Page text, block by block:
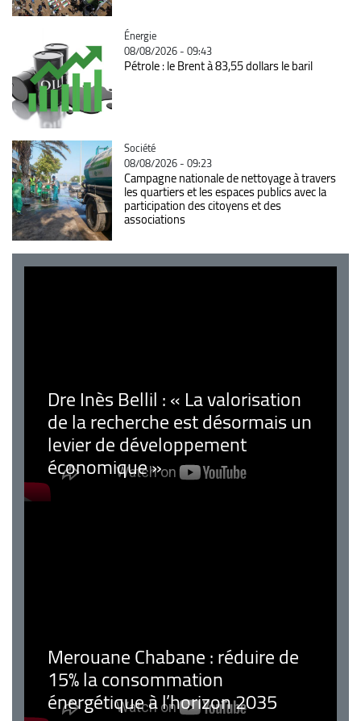
Catégorie
Énergie
08/08/2026 - 09:43
Pétrole : le Brent à 83,55 dollars le baril
Catégorie
Société
08/08/2026 - 09:23
Campagne nationale de nettoyage à travers
les quartiers et les espaces publics avec la
participation des citoyens et des
associations
Dre Inès Bellil : « La valorisation
de la recherche est désormais un
levier de développement
économique »
Merouane Chabane : réduire de
15% la consommation
énergétique à l’horizon 2035